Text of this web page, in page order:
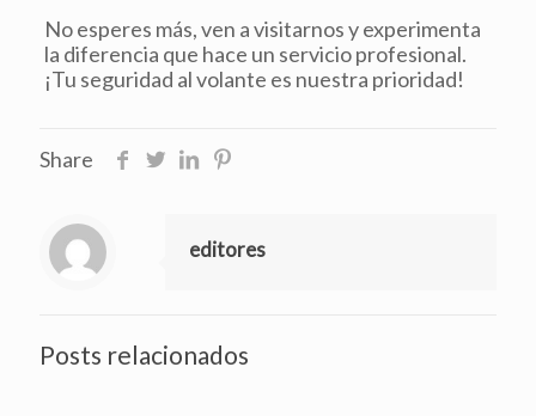
No esperes más, ven a visitarnos y experimenta
la diferencia que hace un servicio profesional.
¡Tu seguridad al volante es nuestra prioridad!
Share
editores
Posts relacionados